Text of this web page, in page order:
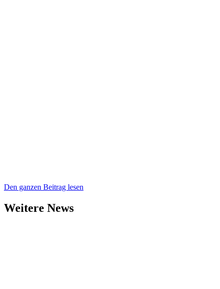
Den ganzen Beitrag lesen
Weitere News